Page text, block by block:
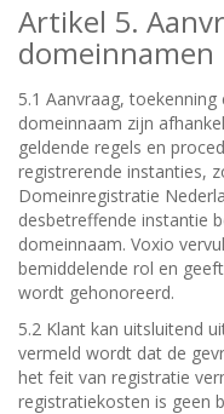
Artikel 5.
domeinnamen
5.1 Aanvraag,
domeinnaam zijn
geldende regels en
registrerende instanties,
Domeinregistratie
desbetreffende instantie
domeinnaam. Voxio
bemiddelende rol en
wordt gehonoreerd.
5.2 Klant kan uitsluitend
vermeld wordt dat de
het feit van registratie
registratiekosten is geen